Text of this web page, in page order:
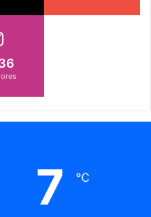
7 ℃